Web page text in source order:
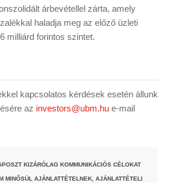
árbevétellel zárta, amely
haladja meg az előző üzleti
milliárd forintos szintet.
kapcsolatos kérdések esetén állunk
az investors@ubm.hue-mail
KIZÁRÓLAG KOMMUNIKÁCIÓS CÉLOKAT
MINŐSÜL AJÁNLATTÉTELNEK, AJÁNLATTÉTELI